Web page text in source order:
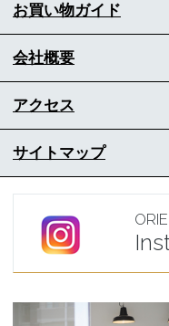
お買い物ガイド
会社概要
アクセス
サイトマップ